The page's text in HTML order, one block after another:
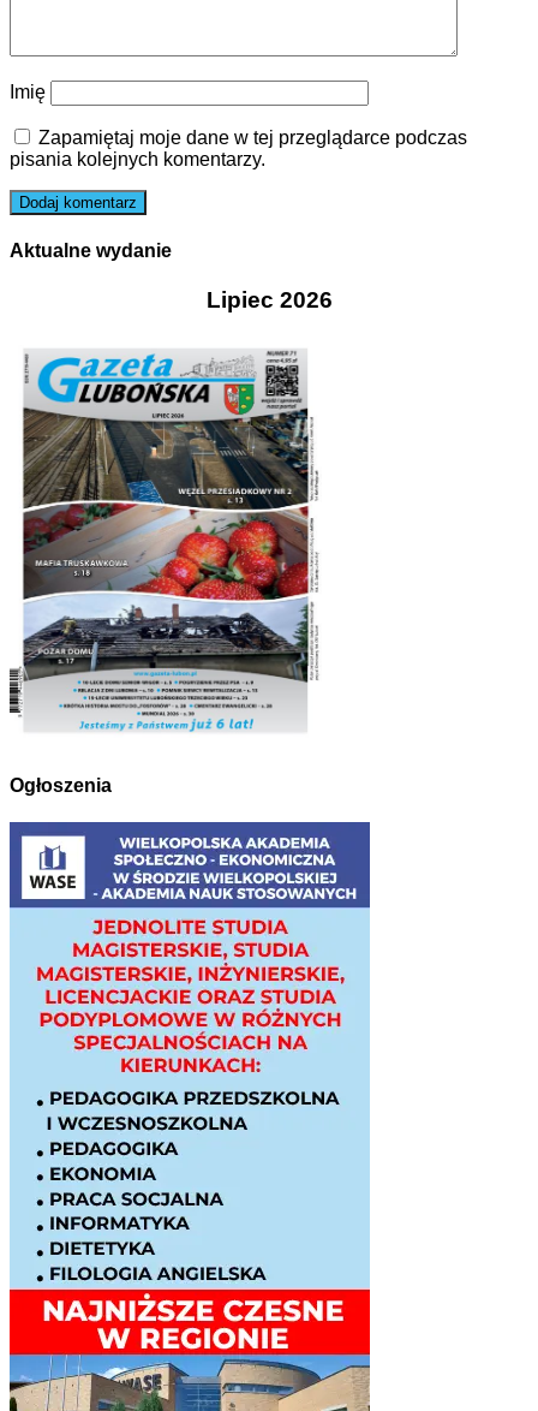
Imię
Zapamiętaj moje dane w tej przeglądarce podczas
pisania kolejnych komentarzy.
Aktualne wydanie
Lipiec 2026
Ogłoszenia